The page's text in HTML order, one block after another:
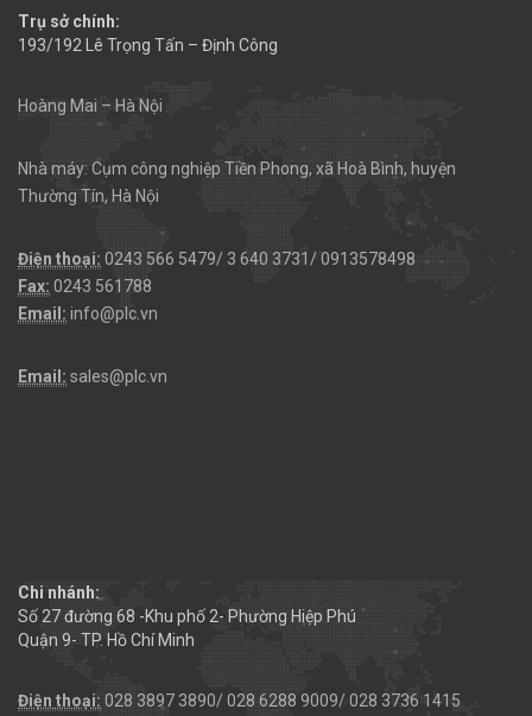
Trụ sở chính:
193/192 Lê Trọng Tấn – Định Công
Hoàng Mai – Hà Nội
Nhà máy: Cụm công nghiệp Tiền Phong, xã Hoà Bình, huyện
Thường Tín, Hà Nội
Điện thoại: 0243 566 5479/ 3 640 3731/ 0913578498
Fax: 0243 561788
Email: info@plc.vn
Email: sales@plc.vn
Chi nhánh:
Số 27 đường 68 -Khu phố 2- Phường Hiệp Phú
Quận 9- TP. Hồ Chí Minh
Điện thoại: 028 3897 3890/ 028 6288 9009/ 028 3736 1415